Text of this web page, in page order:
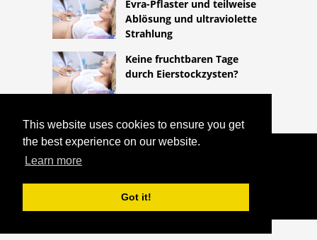
This website uses cookies to ensure you get
the best experience on our website.
Learn more
Got it!
Evra-Pflaster und teilweise
Ablösung und ultraviolette
Strahlung
Keine fruchtbaren Tage
durch Eierstockzysten?
BRUSTSCHMERZEN - DIE URSACHE